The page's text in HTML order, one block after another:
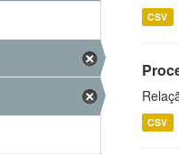
CSV
CSV